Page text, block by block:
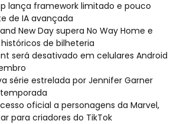
lança framework limitado e pouco
de IA avançada
New Day supera No Way Home e
de bilheteria
será desativado em celulares Android
série estrelada por Jennifer Garner
oficial a personagens da Marvel,
para criadores do TikTok